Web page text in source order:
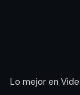
Lo mejor en